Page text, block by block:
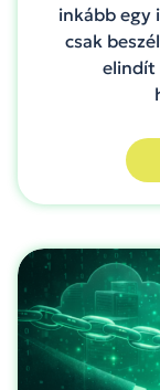
inkább egy
csak
elindít